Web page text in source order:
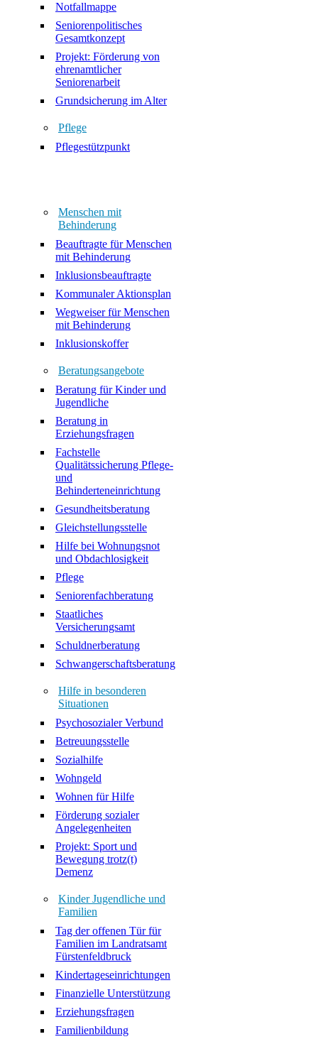
Notfallmappe
Seniorenpolitisches
Gesamtkonzept
Projekt: Förderung von
ehrenamtlicher
Seniorenarbeit
Grundsicherung im Alter
Pflege
Pflegestützpunkt
Menschen mit
Behinderung
Beauftragte für Menschen
mit Behinderung
Inklusionsbeauftragte
Kommunaler Aktionsplan
Wegweiser für Menschen
mit Behinderung
Inklusionskoffer
Beratungsangebote
Beratung für Kinder und
Jugendliche
Beratung in
Erziehungsfragen
Fachstelle
Qualitätssicherung Pflege-
und
Behinderteneinrichtung
Gesundheitsberatung
Gleichstellungsstelle
Hilfe bei Wohnungsnot
und Obdachlosigkeit
Pflege
Seniorenfachberatung
Staatliches
Versicherungsamt
Schuldnerberatung
Schwangerschaftsberatung
Hilfe in besonderen
Situationen
Psychosozialer Verbund
Betreuungsstelle
Sozialhilfe
Wohngeld
Wohnen für Hilfe
Förderung sozialer
Angelegenheiten
Projekt: Sport und
Bewegung trotz(t)
Demenz
Kinder Jugendliche und
Familien
Tag der offenen Tür für
Familien im Landratsamt
Fürstenfeldbruck
Kindertageseinrichtungen
Finanzielle Unterstützung
Erziehungsfragen
Familienbildung